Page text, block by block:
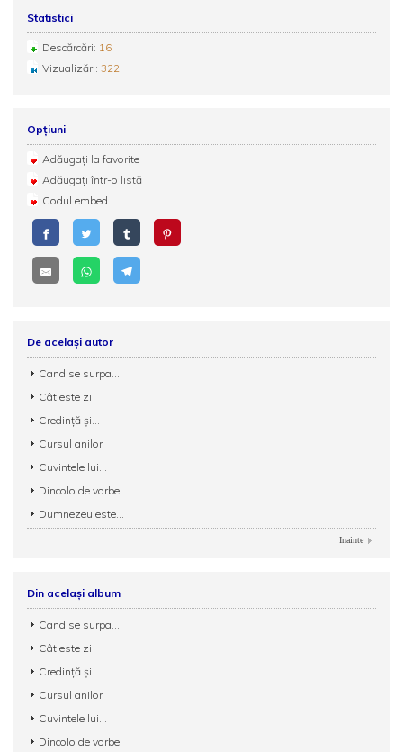
Statistici
Descărcări: 16
Vizualizări: 322
Opțiuni
Adăugați la favorite
Adăugați într-o listă
Codul embed
De același autor
Cand se surpa...
Cât este zi
Credință și...
Cursul anilor
Cuvintele lui...
Dincolo de vorbe
Dumnezeu este...
Inainte
Din același album
Cand se surpa...
Cât este zi
Credință și...
Cursul anilor
Cuvintele lui...
Dincolo de vorbe